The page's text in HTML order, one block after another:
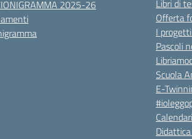
2025-26
Libri di
Offerta
I
Pascoli
Scuola
E-